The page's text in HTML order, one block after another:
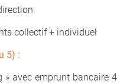
collectif + individuel
5) :
» avec emprunt bancaire 4